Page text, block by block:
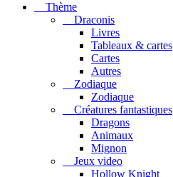
Thème
Draconis
Livres
Tableaux & cartes
Cartes
Autres
Zodiaque
Zodiaque
Créatures fantastiques
Dragons
Animaux
Mignon
Jeux video
Hollow Knight